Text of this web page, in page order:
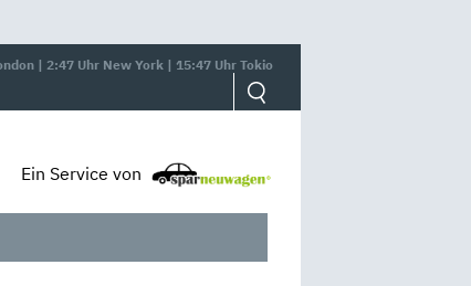
| 2:47 Uhr New York | 15:47 Uhr Tokio
Ein Service von